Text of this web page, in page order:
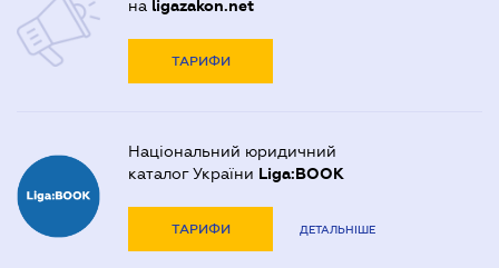
на ligazakon.net
ТАРИФИ
Національний юридичний
каталог України Liga:BOOK
ТАРИФИ ДЕТАЛЬНІШЕ